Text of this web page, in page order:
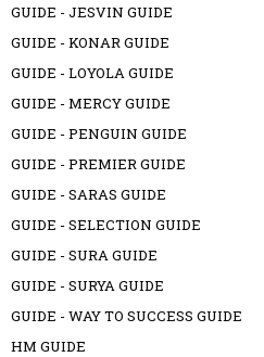
GUIDE - JESVIN GUIDE
GUIDE - KONAR GUIDE
GUIDE - LOYOLA GUIDE
GUIDE - MERCY GUIDE
GUIDE - PENGUIN GUIDE
GUIDE - PREMIER GUIDE
GUIDE - SARAS GUIDE
GUIDE - SELECTION GUIDE
GUIDE - SURA GUIDE
GUIDE - SURYA GUIDE
GUIDE - WAY TO SUCCESS GUIDE
HM GUIDE